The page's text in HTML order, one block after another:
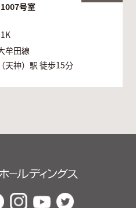
号室
1K
牟田線
天神）駅 徒歩15分